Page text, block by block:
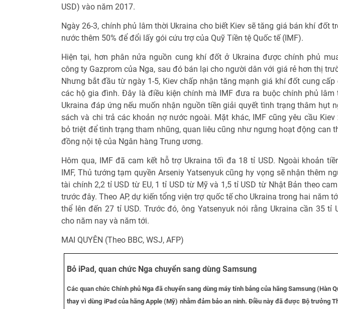
USD) vào năm 2017.
Ngày 26-3, chính phủ lâm thời Ukraina cho biết Kiev sẽ tăng giá bán khí đốt
nước thêm 50% để đổi lấy gói cứu trợ của Quỹ Tiền tệ Quốc tế (IMF).
Hiện tại, hơn phân nửa nguồn cung khí đốt ở Ukraina được chính phủ
công ty Gazprom của Nga, sau đó bán lại cho người dân với giá rẻ hơn thị
Nhưng bắt đầu từ ngày 1-5, Kiev chấp nhận tăng mạnh giá khí đốt cung cấp
các hộ gia đình. Đây là điều kiện chính mà IMF đưa ra buộc chính phủ lâm
Ukraina đáp ứng nếu muốn nhận nguồn tiền giải quyết tình trạng thâm hụt
sách và chi trả các khoản nợ nước ngoài. Mặt khác, IMF cũng yêu cầu Kiev
bỏ triệt để tình trạng tham nhũng, quan liêu cũng như ngưng hoạt động can
đồng nội tệ của Ngân hàng Trung ương.
Hôm qua, IMF đã cam kết hỗ trợ Ukraina tối đa 18 tỉ USD. Ngoài khoản
IMF, Thủ tướng tạm quyền Arseniy Yatsenyuk cũng hy vọng sẽ nhận thêm
tài chính 2,2 tỉ USD từ EU, 1 tỉ USD từ Mỹ và 1,5 tỉ USD từ Nhật Bản theo
trước đây. Theo AP, dự kiến tổng viện trợ quốc tế cho Ukraina trong hai năm
thể lên đến 27 tỉ USD. Trước đó, ông Yatsenyuk nói rằng Ukraina cần 35 tỉ
cho năm nay và năm tới.
MAI QUYÊN (Theo BBC, WSJ, AFP)
Bỏ iPad, quan chức Nga chuyển sang dùng Samsung
Các quan chức Chính phủ Nga đã chuyển sang dùng máy tính bảng của hãng Samsung (Hàn
thay vì dùng iPad của hãng Apple (Mỹ) nhằm đảm bảo an ninh. Điều này đã được Bộ trưởng